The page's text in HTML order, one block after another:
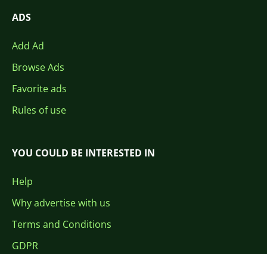
ADS
Add Ad
Browse Ads
Favorite ads
Rules of use
YOU COULD BE INTERESTED IN
Help
Why advertise with us
Terms and Conditions
GDPR